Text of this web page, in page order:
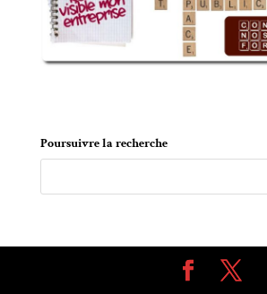
Poursuivre la recherche